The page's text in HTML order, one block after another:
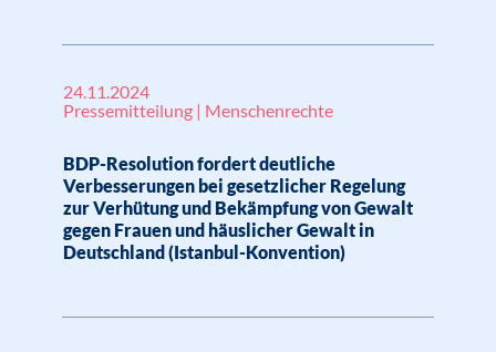
24.11.2024
Pressemitteilung | Menschenrechte
BDP-Resolution fordert deutliche
Verbesserungen bei gesetzlicher Regelung
zur Verhütung und Bekämpfung von Gewalt
gegen Frauen und häuslicher Gewalt in
Deutschland (Istanbul-Konvention)